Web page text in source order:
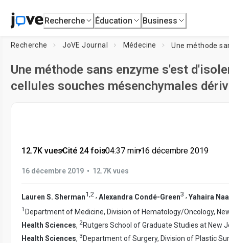
Recherche Éducation Business
Recherche JoVE Journal Médecine
Une méthode sans enzyme s'est
cellules souches mésenchymales
12.7K vues•Cité 24 fois•04:37 min•16 décembre 2019
16 décembre 2019 • 12.7K vues
Lauren S. Sherman1,2 , Alexandra Condé-Green3 , Yahaira
1 Department of Medicine, Division of Hematology/Oncology,
Health Sciences, 2Rutgers School of Graduate Studies at New
Health Sciences, 3 Department of Surgery, Division of Plastic